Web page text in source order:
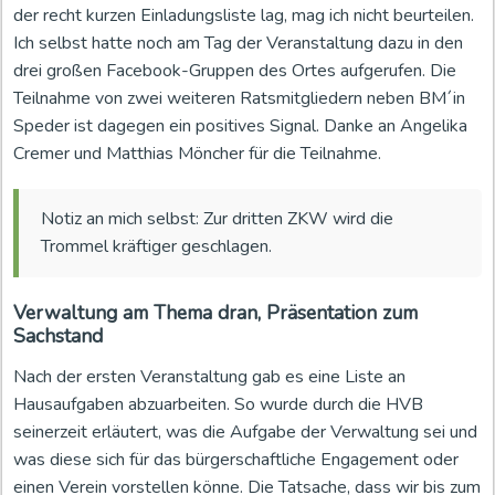
der recht kurzen Einladungsliste lag, mag ich nicht beurteilen.
Ich selbst hatte noch am Tag der Veranstaltung dazu in den
drei großen Facebook-Gruppen des Ortes aufgerufen. Die
Teilnahme von zwei weiteren Ratsmitgliedern neben BM´in
Speder ist dagegen ein positives Signal. Danke an Angelika
Cremer und Matthias Möncher für die Teilnahme.
Notiz an mich selbst: Zur dritten ZKW wird die
Trommel kräftiger geschlagen.
Verwaltung am Thema dran, Präsentation zum
Sachstand
Nach der ersten Veranstaltung gab es eine Liste an
Hausaufgaben abzuarbeiten. So wurde durch die HVB
seinerzeit erläutert, was die Aufgabe der Verwaltung sei und
was diese sich für das bürgerschaftliche Engagement oder
einen Verein vorstellen könne. Die Tatsache, dass wir bis zum